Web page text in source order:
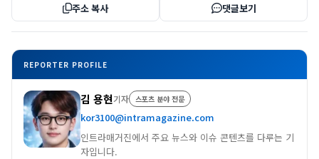
주소 복사 댓글보기
REPORTER PROFILE
김 용현기자 스포츠 분야 전문
kor3100@intramagazine.com
인트라매거진에서 주요 뉴스와 이슈 콘텐츠를 다루는 기
자입니다.